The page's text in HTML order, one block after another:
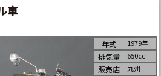
車
年式 1979年
排気量 650cc
販売店 九州